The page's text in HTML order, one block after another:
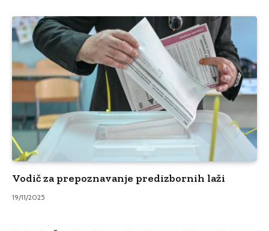
Vodič za prepoznavanje predizbornih laži
19/11/2025